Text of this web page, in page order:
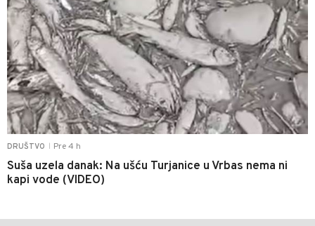
DRUŠTVO Pre 4 h
Suša uzela danak: Na ušću Turjanice u Vrbas nema ni
kapi vode (VIDEO)